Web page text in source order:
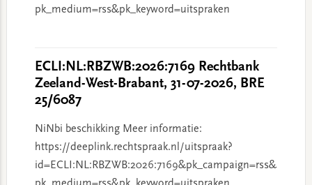
pk_medium=rss&pk_keyword=uitspraken
ECLI:NL:RBZWB:2026:7169 Rechtbank
Zeeland-West-Brabant, 31-07-2026, BRE
25/6087
NiNbi beschikking Meer informatie:
https://deeplink.rechtspraak.nl/uitspraak?
id=ECLI:NL:RBZWB:2026:7169&pk_campaign=rss&